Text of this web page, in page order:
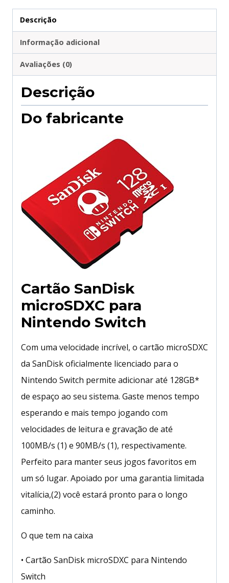
Descrição
Informação adicional
Avaliações (0)
Descrição
Do fabricante
Cartão SanDisk
microSDXC para
Nintendo Switch
Com uma velocidade incrível, o cartão microSDXC
da SanDisk oficialmente licenciado para o
Nintendo Switch permite adicionar até 128GB*
de espaço ao seu sistema. Gaste menos tempo
esperando e mais tempo jogando com
velocidades de leitura e gravação de até
100MB/s (1) e 90MB/s (1), respectivamente.
Perfeito para manter seus jogos favoritos em
um só lugar. Apoiado por uma garantia limitada
vitalícia,(2) você estará pronto para o longo
caminho.
O que tem na caixa
• Cartão SanDisk microSDXC para Nintendo
Switch